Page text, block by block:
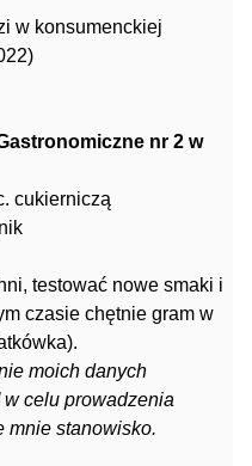
w konsumenckiej
nr 2 w
cukierniczą
testować nowe smaki i
czasie chętnie gram w
moich danych
celu prowadzenia
mnie stanowisko.